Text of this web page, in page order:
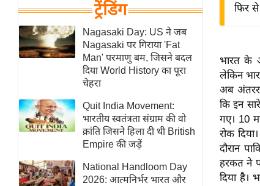
साहित्य जगत
ऑटो वर्ल्ड
न्यूज ब्रीफ
मनोरंजन जगत
बॉलीवुड
हॉलीवुड
फिल्म समीक्षा
Breaking
News
लाइफस्टाइल
ट्रेंडिंग
Nagasaki Day: US ने जब
Nagasaki पर गिराया 'Fat
Man' परमाणु बम, जिसने बदल
दिया World History का पूरा
चेहरा
Quit India Movement:
भारतीय स्वतंत्रता संग्राम की वो
क्रांति जिसने हिला दी थी British
Empire की जड़ें
National Handloom Day
2026: आत्मनिर्भर भारत और
फिर से
भारत के
लेकिन
अब
कि इन
गए। 10
रोक
दौरान
हरकत ने
दिया है।